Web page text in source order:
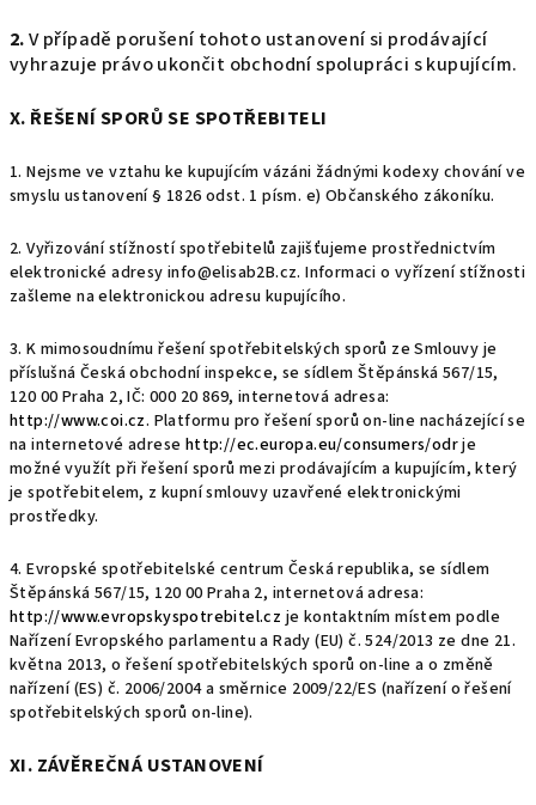
2.V případě porušení tohoto ustanovení si prodávající
vyhrazuje právo ukončit obchodní spolupráci s kupujícím.
X. ŘEŠENÍ SPORŮ SE SPOTŘEBITELI
1. Nejsme ve vztahu ke kupujícím vázáni žádnými kodexy chování ve
smyslu ustanovení § 1826 odst. 1 písm. e) Občanského zákoníku.
2. Vyřizování stížností spotřebitelů zajišťujeme prostřednictvím
elektronické adresy info@elisab2B.cz. Informaci o vyřízení stížnosti
zašleme na elektronickou adresu kupujícího.
3. K mimosoudnímu řešení spotřebitelských sporů ze Smlouvy je
příslušná Česká obchodní inspekce, se sídlem Štěpánská 567/15,
120 00 Praha 2, IČ: 000 20 869, internetová adresa:
http://www.coi.cz. Platformu pro řešení sporů on-line nacházející se
na internetové adrese http://ec.europa.eu/consumers/odrje
možné využít při řešení sporů mezi prodávajícím a kupujícím, který
je spotřebitelem, z kupní smlouvy uzavřené elektronickými
prostředky.
4. Evropské spotřebitelské centrum Česká republika, se sídlem
Štěpánská 567/15, 120 00 Praha 2, internetová adresa:
http://www.evropskyspotrebitel.cz je kontaktním místem podle
Nařízení Evropského parlamentu a Rady (EU) č. 524/2013 ze dne 21.
května 2013, o řešení spotřebitelských sporů on-line a o změně
nařízení (ES) č. 2006/2004 a směrnice 2009/22/ES (nařízení o řešení
spotřebitelských sporů on-line).
XI. ZÁVĚREČNÁ USTANOVENÍ